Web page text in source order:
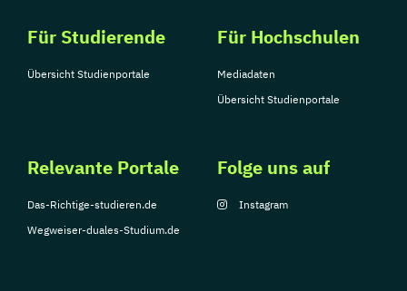
Für Studierende
Übersicht Studienportale
Für Hochschulen
Mediadaten
Übersicht Studienportale
Relevante Portale
Das-Richtige-studieren.de
Wegweiser-duales-Studium.de
Folge uns auf
Instagram